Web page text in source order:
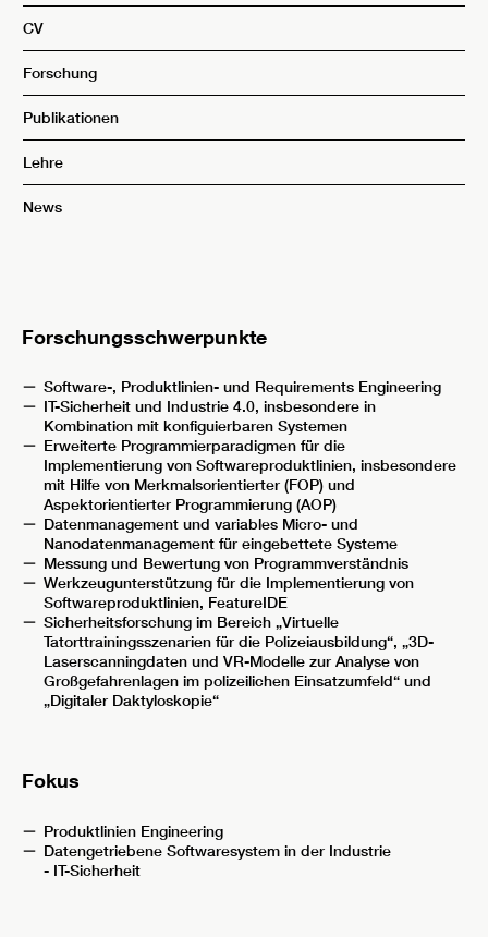
CV
Forschung
Publikationen
Lehre
News
Forschungsschwerpunkte
Software-, Produktlinien- und Requirements Engineering
IT-Sicherheit und Industrie 4.0, insbesondere in
Kombination mit konfiguierbaren Systemen
Erweiterte Programmierparadigmen für die
Implementierung von Softwareproduktlinien, insbesondere
mit Hilfe von Merkmalsorientierter (FOP) und
Aspektorientierter Programmierung (AOP)
Datenmanagement und variables Micro- und
Nanodatenmanagement für eingebettete Systeme
Messung und Bewertung von Programmverständnis
Werkzeugunterstützung für die Implementierung von
Softwareproduktlinien, FeatureIDE
Sicherheitsforschung im Bereich „Virtuelle
Tatorttrainingsszenarien für die Polizeiausbildung“, „3D-
Laserscanningdaten und VR-Modelle zur Analyse von
Großgefahrenlagen im polizeilichen Einsatzumfeld“ und
„Digitaler Daktyloskopie“
Fokus
Produktlinien Engineering
Datengetriebene Softwaresystem in der Industrie
- IT-Sicherheit